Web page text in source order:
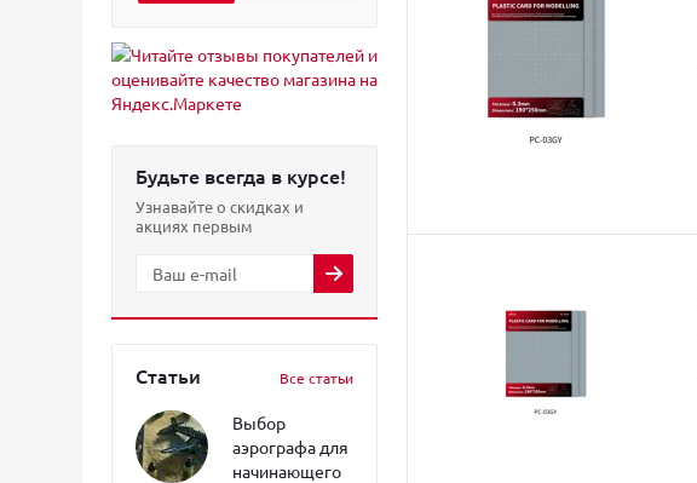
Будьте всегда в курсе!
Узнавайте о скидках и
акциях первым
Статьи Все статьи
Выбор
аэрографа для
начинающего